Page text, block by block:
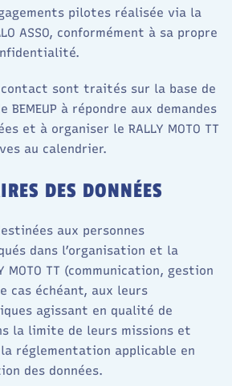
pilotes réalisée via la
ASSO, conformément à sa propre
sont traités sur la base de
à répondre aux demandes
et à organiser le RALLY MOTO TT
au calendrier.
DES DONNÉES
aux personnes
dans l’organisation et la
MOTO TT (communication, gestion
cas échéant, aux leurs
agissant en qualité de
la limite de leurs missions et
réglementation applicable en
des données.​